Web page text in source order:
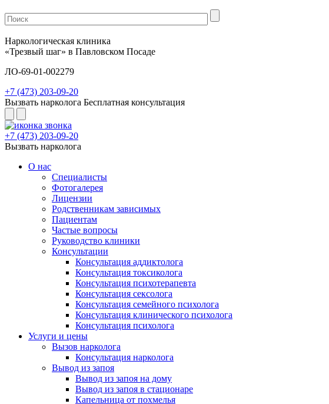
Наркологическая клиника
«Трезвый шаг» в Павловском Посаде
ЛО-69-01-002279
+7 (473) 203-09-20
Вызвать нарколога Бесплатная консультация
+7 (473) 203-09-20
Вызвать нарколога
О нас
Специалисты
Фотогалерея
Лицензии
Родственникам зависимых
Пациентам
Частые вопросы
Руководство клиники
Консультации
Консультация аддиктолога
Консультация токсиколога
Консультация психотерапевта
Консультация сексолога
Консультация семейного психолога
Консультация клинического психолога
Консультация психолога
Услуги и цены
Вызов нарколога
Консультация нарколога
Вывод из запоя
Вывод из запоя на дому
Вывод из запоя в стационаре
Капельница от похмелья